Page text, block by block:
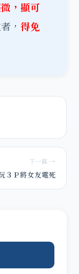
，顯可
， 得免
下一篇 →
３Ｐ將女友電死